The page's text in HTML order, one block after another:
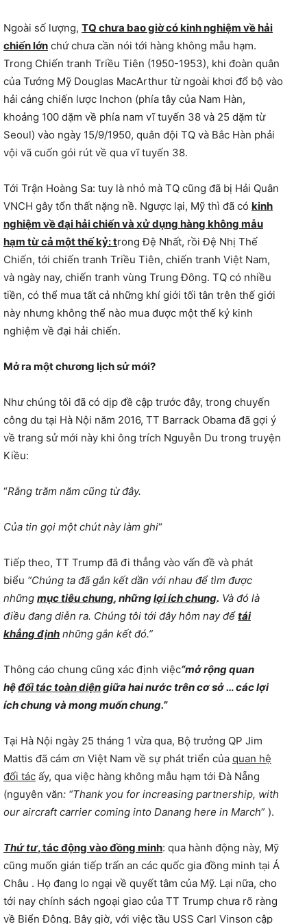
Ngoài số lượng, TQ chưa bao giờ có kinh nghiệm về hải
chiến lớn chứ chưa cần nói tới hàng không mẫu hạm.
Trong Chiến tranh Triều Tiên (1950-1953), khi đoàn quân
của Tướng Mỹ Douglas MacArthur từ ngoài khơi đổ bộ vào
hải cảng chiến lược Inchon (phía tây của Nam Hàn,
khoảng 100 dặm về phía nam vĩ tuyến 38 và 25 dặm từ
Seoul) vào ngày 15/9/1950, quân đội TQ và Bắc Hàn phải
vội vã cuốn gói rút về qua vĩ tuyến 38.
Tới Trận Hoàng Sa: tuy là nhỏ mà TQ cũng đã bị Hải Quân
VNCH gây tổn thất nặng nề. Ngược lại, Mỹ thì đã có kinh
nghiệm về đại hải chiến và xử dụng hàng không mẫu
hạm từ cả một thế kỷ: trong Đệ Nhất, rồi Đệ Nhị Thế
Chiến, tới chiến tranh Triều Tiên, chiến tranh Việt Nam,
và ngày nay, chiến tranh vùng Trung Đông. TQ có nhiều
tiền, có thể mua tất cả những khí giới tối tân trên thế giới
này nhưng không thể nào mua được một thế kỷ kinh
nghiệm về đại hải chiến.
Mở ra một chương lịch sử mới?
Như chúng tôi đã có dịp đề cập trước đây, trong chuyến
công du tại Hà Nội năm 2016, TT Barrack Obama đã gợi ý
về trang sử mới này khi ông trích Nguyễn Du trong truyện
Kiều:
“Rằng trăm năm cũng từ đây.
Của tin gọi một chút này làm ghi“
Tiếp theo, TT Trump đã đi thẳng vào vấn đề và phát
biểu “Chúng ta đã gắn kết dần với nhau để tìm được
những mục tiêu chung, nhữnglợi ích chung. Và đó là
điều đang diễn ra. Chúng tôi tới đây hôm nay đểtái
khẳng định những gắn kết đó.”
Thông cáo chung cũng xác định việc“mở rộng quan
hệđối tác toàn diệngiữa hai nước trên cơ sở … các lợi
ích chung và mong muốn chung.”
Tại Hà Nội ngày 25 tháng 1 vừa qua, Bộ trưởng QP Jim
Mattis đã cám ơn Việt Nam về sự phát triển của quan hệ
đối tác ấy, qua việc hàng không mẫu hạm tới Đà Nẵng
(nguyên văn: “Thank you for increasing partnership, with
our aircraft carrier coming into Danang here in March” ).
Thứ tư, tác động vào đồng minh: qua hành động này, Mỹ
cũng muốn gián tiếp trấn an các quốc gia đồng minh tại Á
Châu . Họ đang lo ngại về quyết tâm của Mỹ. Lại nữa, cho
tới nay chính sách ngoại giao của TT Trump chưa rõ ràng
về Biển Đông. Bây giờ, với việc tầu USS Carl Vinson cập